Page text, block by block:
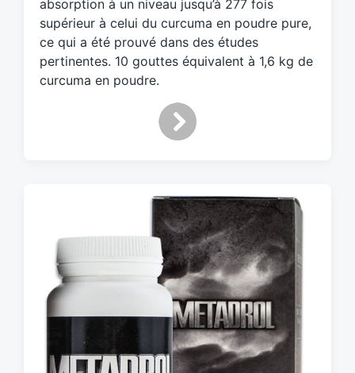
absorption à un niveau jusqu’à 277 fois
supérieur à celui du curcuma en poudre pure,
ce qui a été prouvé dans des études
pertinentes. 10 gouttes équivalent à 1,6 kg de
curcuma en poudre.